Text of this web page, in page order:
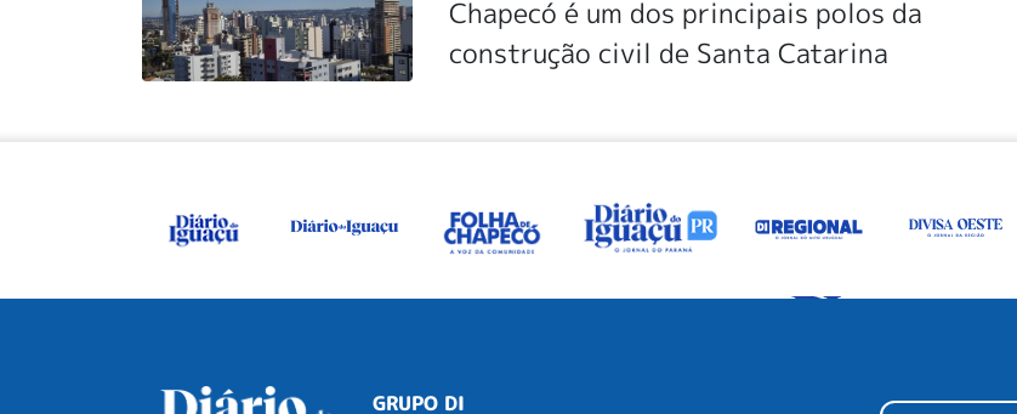
Chapecó é um dos principais polos da
construção civil de Santa Catarina
GRUPO DI